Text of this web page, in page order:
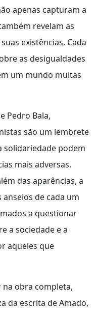
apenas capturam a
revelam as
existências. Cada
as desigualdades
um mundo muitas
Pedro Bala,
são um lembrete
solidariedade podem
mais adversas.
das aparências, a
de cada um
a questionar
a sociedade e a
aqueles que
obra completa,
da escrita de Amado,